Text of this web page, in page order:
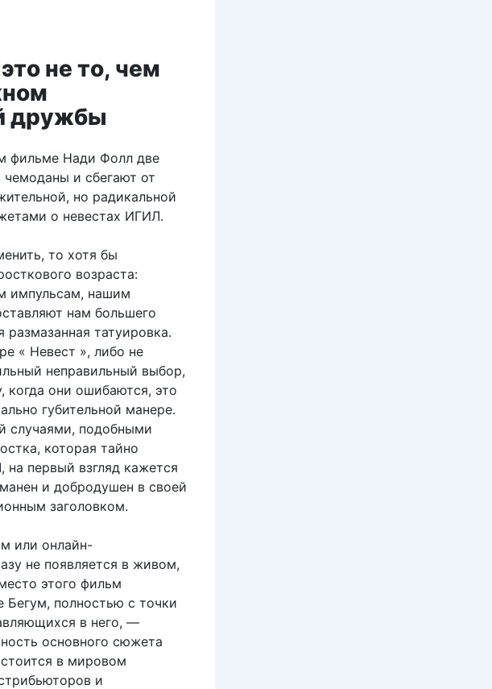
не то, чем
дружбы
фильме Нади Фолл две
и сбегают от
но радикальной
о невестах ИГИЛ.
то хотя бы
возраста:
импульсам, нашим
нам большего
татуировка.
« Невест », либо не
неправильный выбор,
когда они ошибаются, это
губительной манере.
случаями, подобными
которая тайно
первый взгляд кажется
и добродушен в своей
заголовком.
или онлайн-
не появляется в живом,
этого фильм
Бегум, полностью с точки
в него, —
основного сюжета
в мировом
и